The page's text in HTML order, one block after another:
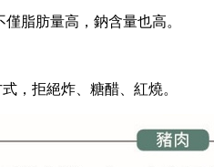
脂肪量高，鈉含量也高。
，拒絕炸、糖醋、紅燒。